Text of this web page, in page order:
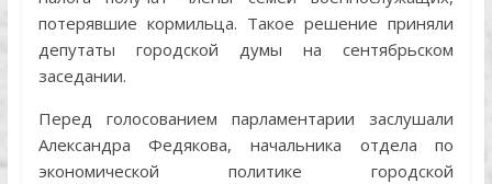
потерявшие кормильца. Такое решение приняли
депутаты городской думы на сентябрьском
заседании.
Перед голосованием парламентарии заслушали
Александра Федякова, начальника отдела по
экономической политике городской